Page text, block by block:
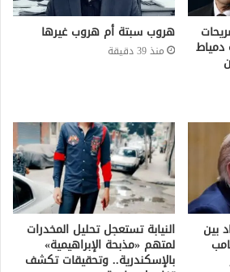
هروب سبتة أم هروب غيرها
منذ 39 دقيقة
بين النيابة تستعجل تحليل المخدرات
لمتهم «مذبحة الإبراهيمية»
بالإسكندرية.. وتحقيقات تكشف